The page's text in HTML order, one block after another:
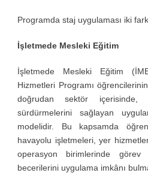
Programda staj uygulaması iki
İşletmede Mesleki Eğitim
İşletmede Mesleki Eğitim
Hizmetleri Programı
doğrudan sektör içerisinde,
sürdürmelerini sağlayan
modelidir. Bu kapsamda
havayolu işletmeleri, yer
operasyon birimlerinde
becerilerini uygulama imkânı